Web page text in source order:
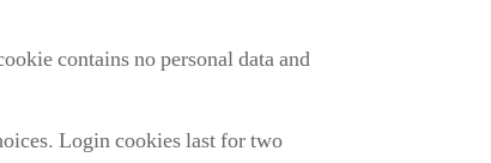
contains no personal data and
Login cookies last for two